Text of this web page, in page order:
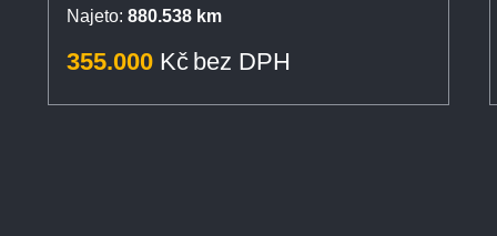
Najeto: 880.538 km
355.000 Kč bez DPH